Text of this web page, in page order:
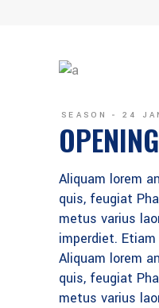
SEASON 24
Aliquam lorem
quis, feugiat
metus varius
imperdiet.
Aliquam lorem
quis, feugiat
metus varius